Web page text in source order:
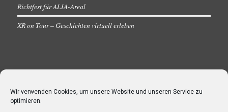
Wir verwenden Cookies, um unsere Website und unseren Service zu
optimieren.
Richtfest für ALIA-Areal
XR on Tour – Geschichten virtuell erleben